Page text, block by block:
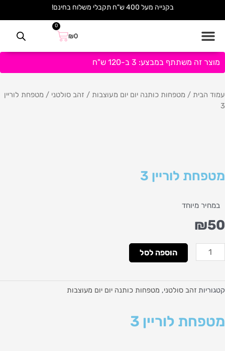
בקנייה מעל 400 ש"ח תקבלי משלוח בחינם!
₪0
0
עגלת
מוצר זה משתתף במבצע: 3 ב-120 ש"ח
עמוד הבית / מטפחות כותנה יום יום מעוצבות / זהב סולטני / מטפחת לוריין
3
מטפחת לוריין 3
במחיר מיוחד
₪50
כמות
של
לוריין
3
הוספה לסל
קטגוריות זהב סולטני, מטפחות כותנה יום יום מעוצבות
מטפחת לוריין 3